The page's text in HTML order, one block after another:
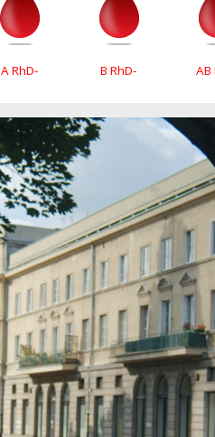
A RhD- B RhD- AB